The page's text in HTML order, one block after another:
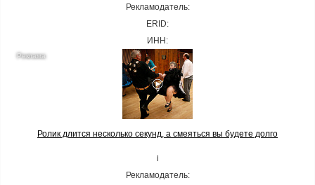
Рекламодатель:
ERID:
ИНН:
Ролик длится несколько секунд, а смеяться вы будете долго
i
Рекламодатель: